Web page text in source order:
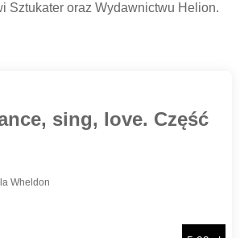
Sztukater oraz Wydawnictwu Helion.